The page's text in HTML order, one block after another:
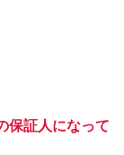
保証人になって